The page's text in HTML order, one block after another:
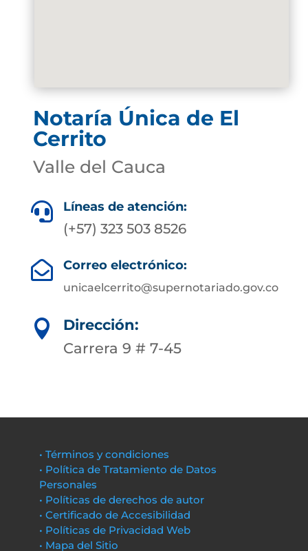
Notaría Única de El
Cerrito
Valle del Cauca
 Líneas de atención:
(+57) 323 503 8526
 Correo electrónico:
unicaelcerrito@supernotariado.gov.co

Dirección:
Carrera 9 # 7-45
• Términos y condiciones
• Política de Tratamiento de Datos
Personales
• Políticas de derechos de autor
• Certificado de Accesibilidad
• Políticas de Privacidad Web
• Mapa del Sitio